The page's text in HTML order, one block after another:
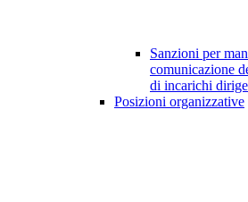
Sanzioni per
comunicazione
di incarichi
Posizioni organizzative